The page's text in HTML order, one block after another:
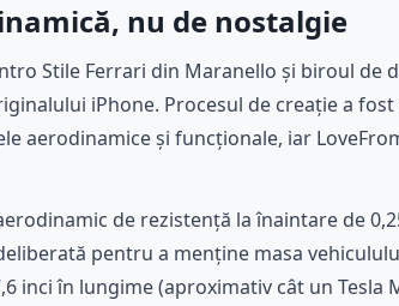
nu de nostalgie
Stile Ferrari din Maranello și biroul de
iPhone. Procesul de creație a
aerodinamice și funcționale, iar
de rezistență la înaintare de
pentru a menține masa
inci în lungime (aproximativ cât un Tesla